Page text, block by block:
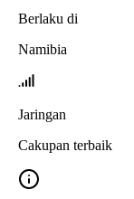
Berlaku di
Namibia
Jaringan
Cakupan terbaik